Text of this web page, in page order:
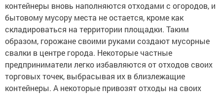
контейнеры вновь наполняются отходами с огородов, и
бытовому мусору места не остается, кроме как
складироваться на территории площадки. Таким
образом, горожане своими руками создают мусорные
свалки в центре города. Некоторые частные
предприниматели легко избавляются от отходов своих
торговых точек, выбрасывая их в близлежащие
контейнеры. А некоторые привозят отходы на своих